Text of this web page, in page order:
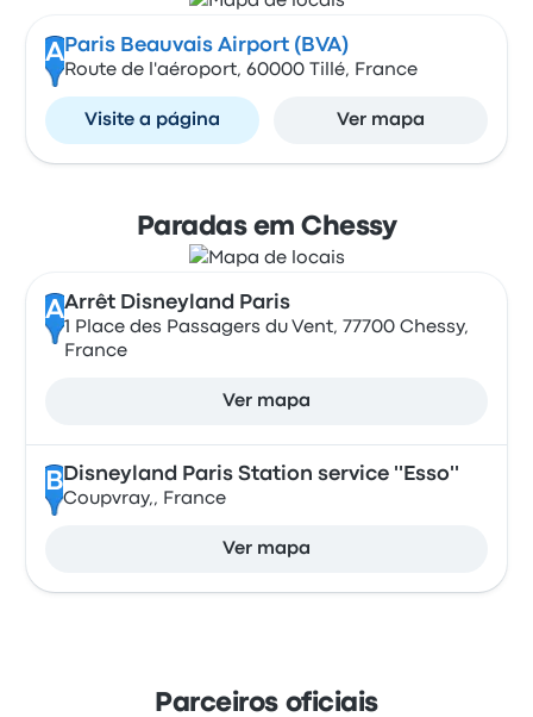
A Paris Beauvais Airport (BVA)
Route de l'aéroport, 60000 Tillé, France
Visite a página Ver mapa
Paradas em Chessy
AArrêt Disneyland Paris
1 Place des Passagers du Vent, 77700 Chessy,
France
Ver mapa
B Disneyland Paris Station service ''Esso''
Coupvray,, France
Ver mapa
Parceiros oficiais